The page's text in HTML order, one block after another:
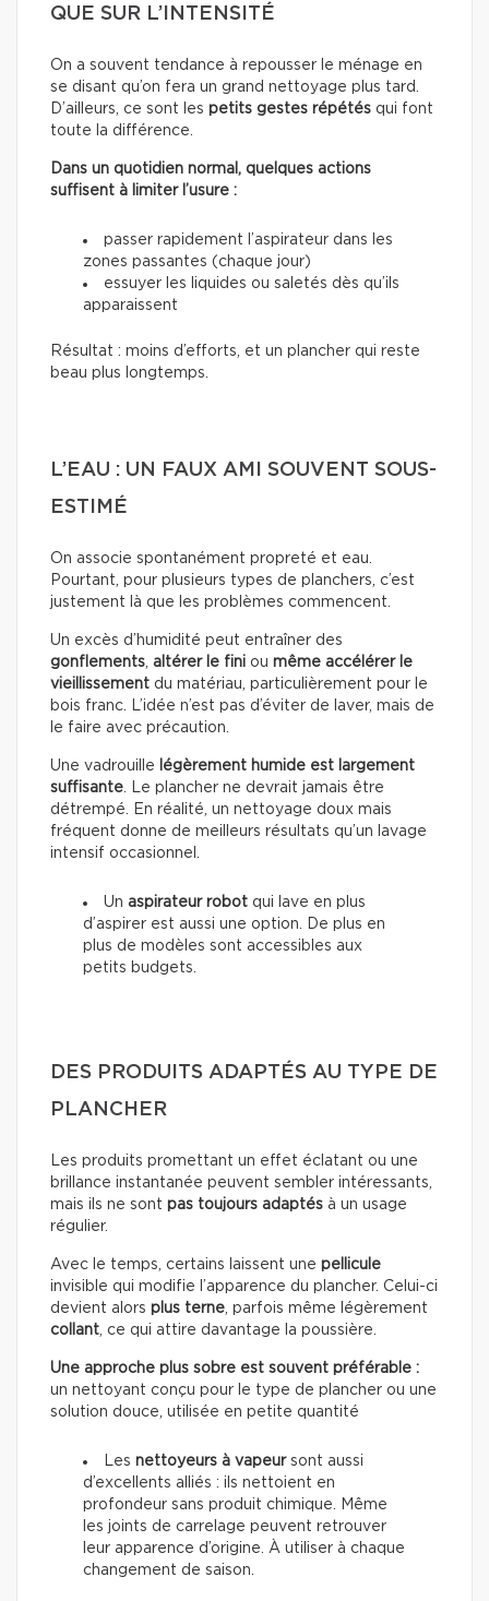
QUE SUR L’INTENSITÉ
On a souvent tendance à repousser le ménage en
se disant qu’on fera un grand nettoyage plus tard.
D’ailleurs, ce sont les petits gestes répétés qui font
toute la différence.
Dans un quotidien normal, quelques actions
suffisent à limiter l’usure :
passer rapidement l’aspirateur dans les
zones passantes (chaque jour)
essuyer les liquides ou saletés dès qu’ils
apparaissent
Résultat : moins d’efforts, et un plancher qui reste
beau plus longtemps.
L’EAU : UN FAUX AMI SOUVENT SOUS-
ESTIMÉ
On associe spontanément propreté et eau.
Pourtant, pour plusieurs types de planchers, c’est
justement là que les problèmes commencent.
Un excès d’humidité peut entraîner des
gonflements altérer le fini ou même accélérer le
vieillissement du matériau, particulièrement pour le
bois franc. L’idée n’est pas d’éviter de laver, mais de
le faire avec précaution.
Une vadrouille
légèrement humide est largement
suffisante . Le plancher ne devrait jamais être
détrempé. En réalité, un nettoyage doux mais
fréquent donne de meilleurs résultats qu’un lavage
intensif occasionnel.
Un aspirateur robot qui lave en plus
d’aspirer est aussi une option. De plus en
plus de modèles sont accessibles aux
petits budgets.
DES PRODUITS ADAPTÉS AU TYPE DE
PLANCHER
Les produits promettant un effet éclatant ou une
brillance instantanée peuvent sembler intéressants,
mais ils ne sont pas toujours adaptés à un usage
régulier.
Avec le temps, certains laissent une pellicule
invisible qui modifie l’apparence du plancher. Celui-ci
devient alors plus terne , parfois même légèrement
collant , ce qui attire davantage la poussière.
Une approche plus sobre est souvent préférable :
un nettoyant conçu pour le type de plancher ou une
solution douce, utilisée en petite quantité
Les nettoyeurs à vapeursont aussi
d’excellents alliés : ils nettoient en
profondeur sans produit chimique. Même
les joints de carrelage peuvent retrouver
leur apparence d’origine. À utiliser à chaque
changement de saison.